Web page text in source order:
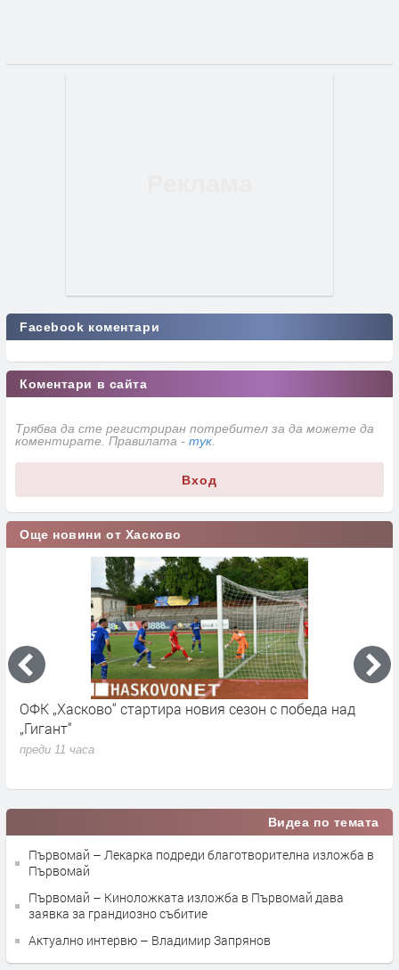
Facebook коментари
Коментари в сайта
Трябва да сте регистриран потребител за да можете да
коментирате. Правилата - тук
Вход
Още новини от Хасково
ОФК „Хасково“ стартира новия сезон с победа над
„Гигант“
преди 11 часа
Видеа по темата
Първомай – Лекарка подреди благотворителна изложба в
Първомай
Първомай – Киноложката изложба в Първомай дава
заявка за грандиозно събитие
Актуално интервю – Владимир Запрянов